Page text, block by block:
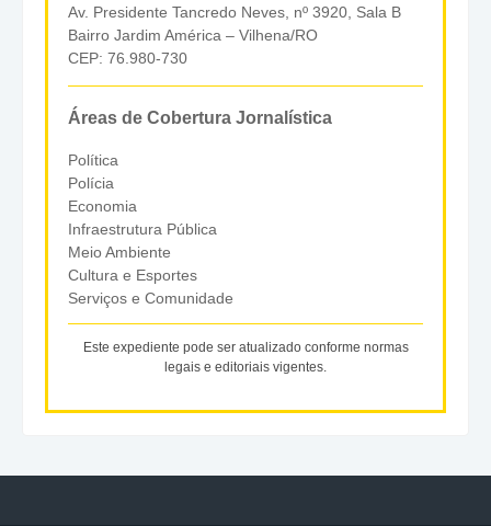
Av. Presidente Tancredo Neves, nº 3920, Sala B
Bairro Jardim América – Vilhena/RO
CEP: 76.980-730
Áreas de Cobertura Jornalística
Política
Polícia
Economia
Infraestrutura Pública
Meio Ambiente
Cultura e Esportes
Serviços e Comunidade
Este expediente pode ser atualizado conforme normas
legais e editoriais vigentes.